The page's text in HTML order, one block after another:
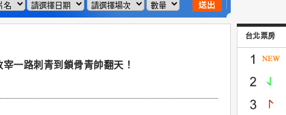
一路刺青到鎖骨青帥翻天！
台北票房